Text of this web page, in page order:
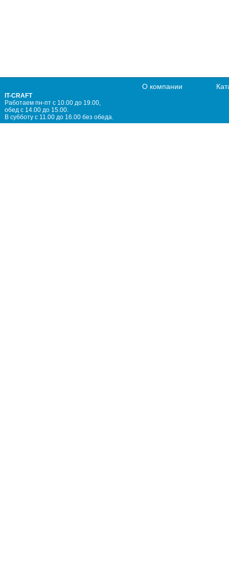
IT-CRAFT
Работаем пн-пт с 10.00 до 19.00,
обед с 14.00 до 15.00.
В субботу с 11.00 до 16.00 без обеда.
О компании